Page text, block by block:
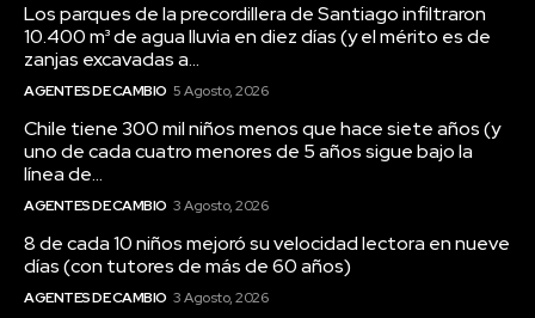
Los parques de la precordillera de Santiago infiltraron
10.400 m³ de agua lluvia en diez días (y el mérito es de
zanjas excavadas a...
AGENTES DE CAMBIO 5 Agosto, 2026
Chile tiene 300 mil niños menos que hace siete años (y
uno de cada cuatro menores de 5 años sigue bajo la
línea de...
AGENTES DE CAMBIO 3 Agosto, 2026
8 de cada 10 niños mejoró su velocidad lectora en nueve
días (con tutores de más de 60 años)
AGENTES DE CAMBIO 3 Agosto, 2026